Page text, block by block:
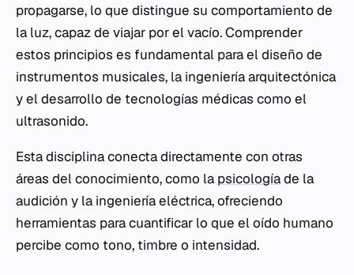
propagarse, lo que distingue su comportamiento de
la luz, capaz de viajar por el vacío. Comprender
estos principios es fundamental para el diseño de
instrumentos musicales, la ingeniería arquitectónica
y el desarrollo de tecnologías médicas como el
ultrasonido.
Esta disciplina conecta directamente con otras
áreas del conocimiento, como la psicologíade la
audición y la ingeniería eléctrica, ofreciendo
herramientas para cuantificar lo que el oído humano
percibe como tono, timbre o intensidad.